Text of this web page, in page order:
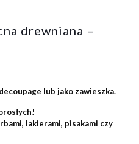
drewniana –
lub jako zawieszka.
lakierami, pisakami czy